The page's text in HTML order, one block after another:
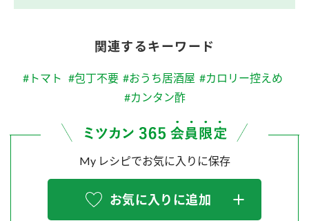
関連するキーワード
#トマト #包丁不要 #おうち居酒屋 #カロリー控えめ
#カンタン酢
My レシピでお気に入りに保存
お気に入りに追加